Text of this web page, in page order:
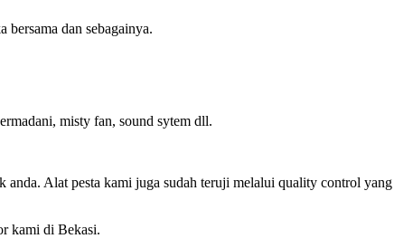
bersama dan sebagainya.
misty fan, sound sytem dll.
anda. Alat pesta kami juga sudah teruji melalui quality control yang
kami di Bekasi.